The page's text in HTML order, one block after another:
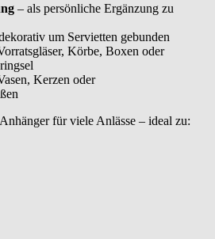
– als persönliche Ergänzung zu
um Servietten gebunden
Körbe, Boxen oder
Kerzen oder
für viele Anlässe – ideal zu: